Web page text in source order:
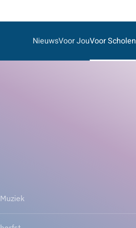
NieuwsVoor JouVoor Scholen
Muziek